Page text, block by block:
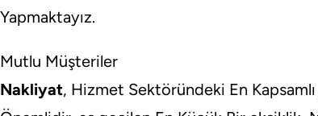
Yapmaktayız.
Mutlu Müşteriler
Nakliyat, Hizmet Sektöründeki En